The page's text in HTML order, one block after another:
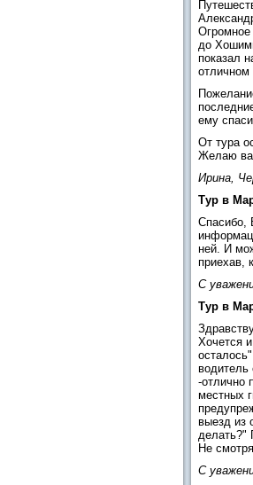
Огромное
до
показал
отличном
ему
От тура
Желаю
Ирина,
Тур в
Спасибо,
ней. И
приехав,
С
Тур в
Хочется
водитель
-отлично
местных
выезд из
делать?"
Не
С